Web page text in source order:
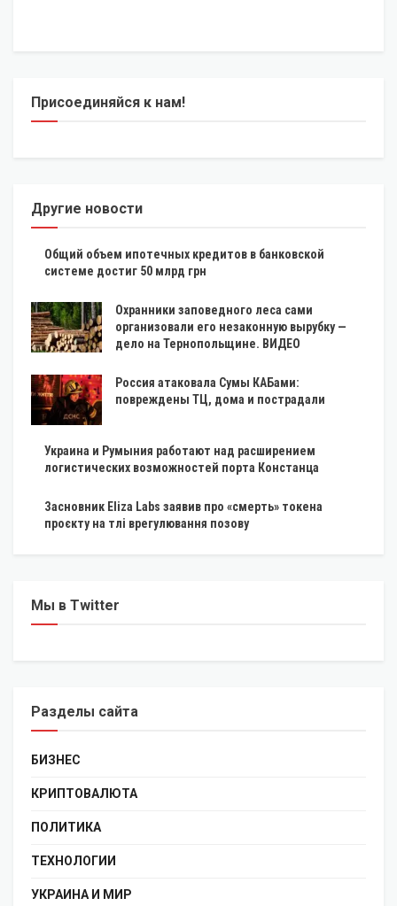
Присоединяйся к нам!
Другие новости
Общий объем ипотечных кредитов в банковской
системе достиг 50 млрд грн
Охранники заповедного леса сами
организовали его незаконную вырубку —
дело на Тернопольщине. ВИДЕО
Россия атаковала Сумы КАБами:
повреждены ТЦ, дома и пострадали
Украина и Румыния работают над расширением
логистических возможностей порта Констанца
Засновник Eliza Labs заявив про «смерть» токена
проєкту на тлі врегулювання позову
Мы в Twitter
Разделы сайта
БИЗНЕС
КРИПТОВАЛЮТА
ПОЛИТИКА
ТЕХНОЛОГИИ
УКРАИНА И МИР